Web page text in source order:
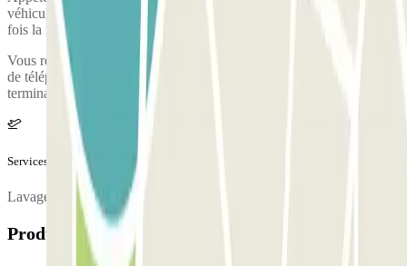
véhicule. Le numéro de téléphone du parking vous sera transmis une
fois la réservation effectuée.
Vous recevrez un e-mail ainsi qu'un SMS avec le nom et le numéro
de téléphone de la personne qui viendra chercher votre véhicule au
terminal.
Services supplémentaires (non inclus dans le prix)
Lavage/entretien du véhicule.
Produits disponibles